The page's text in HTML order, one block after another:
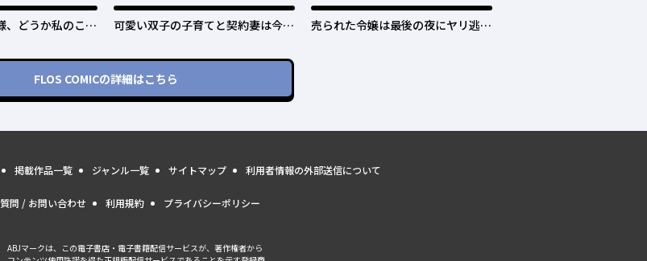
、どうか私のこと
可愛い双子の子育てと契約妻は今日
売られた令嬢は最後の夜にヤリ逃げ
FLOS COMICの詳細はこちら
掲載作品一覧 ジャンル一覧 サイトマップ 利用者情報の外部送信について
問 / お問い合わせ 利用規約 プライバシーポリシー
ABJマークは、この電子書店・電子書籍配信サービスが、著作権者から